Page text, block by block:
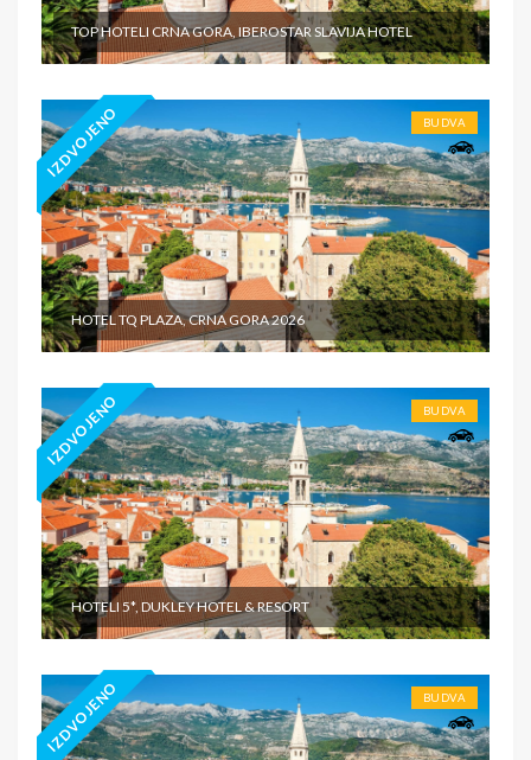
TOP HOTELI CRNA GORA, IBEROSTAR SLAVIJA HOTEL
IZDVOJENO BUDVA
HOTEL TQ PLAZA, CRNA GORA 2026
IZDVOJENO BUDVA
HOTELI 5*, DUKLEY HOTEL & RESORT
IZDVOJENO BUDVA